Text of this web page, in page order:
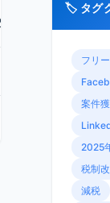
シンプ
🏷️ タグ
フリ
案件
2025
税制
減税